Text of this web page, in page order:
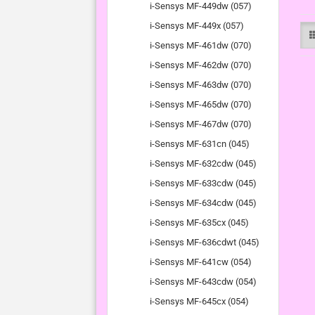
i-Sensys MF-449dw (057)
i-Sensys MF-449x (057)
i-Sensys MF-461dw (070)
i-Sensys MF-462dw (070)
i-Sensys MF-463dw (070)
i-Sensys MF-465dw (070)
i-Sensys MF-467dw (070)
i-Sensys MF-631cn (045)
i-Sensys MF-632cdw (045)
i-Sensys MF-633cdw (045)
i-Sensys MF-634cdw (045)
i-Sensys MF-635cx (045)
i-Sensys MF-636cdwt (045)
i-Sensys MF-641cw (054)
i-Sensys MF-643cdw (054)
i-Sensys MF-645cx (054)